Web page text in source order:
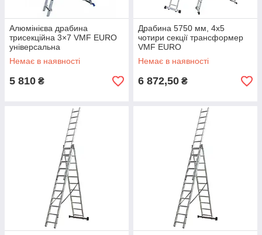
Алюмінієва драбина
трисекційна 3×7 VMF EURO
універсальна
Немає в наявності
5 810 ₴
Драбина 5750 мм, 4х5
чотири секції трансформер
VMF EURO
Немає в наявності
6 872,50 ₴